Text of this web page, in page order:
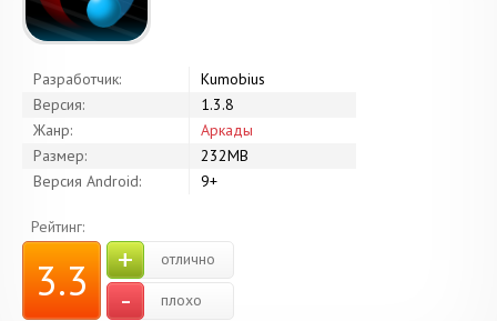
Разработчик:
Kumobius
Версия:
1.3.8
Жанр:
Аркады
Размер:
232MB
Версия Android:
9+
Рейтинг:
3.3 + отлично
-
плохо